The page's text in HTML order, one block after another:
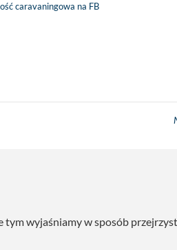
caravaningowa na FB
tym wyjaśniamy w sposób